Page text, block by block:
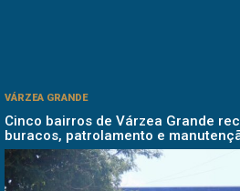
VÁRZEA GRANDE
Cinco bairros de Várzea Grande
buracos, patrolamento e